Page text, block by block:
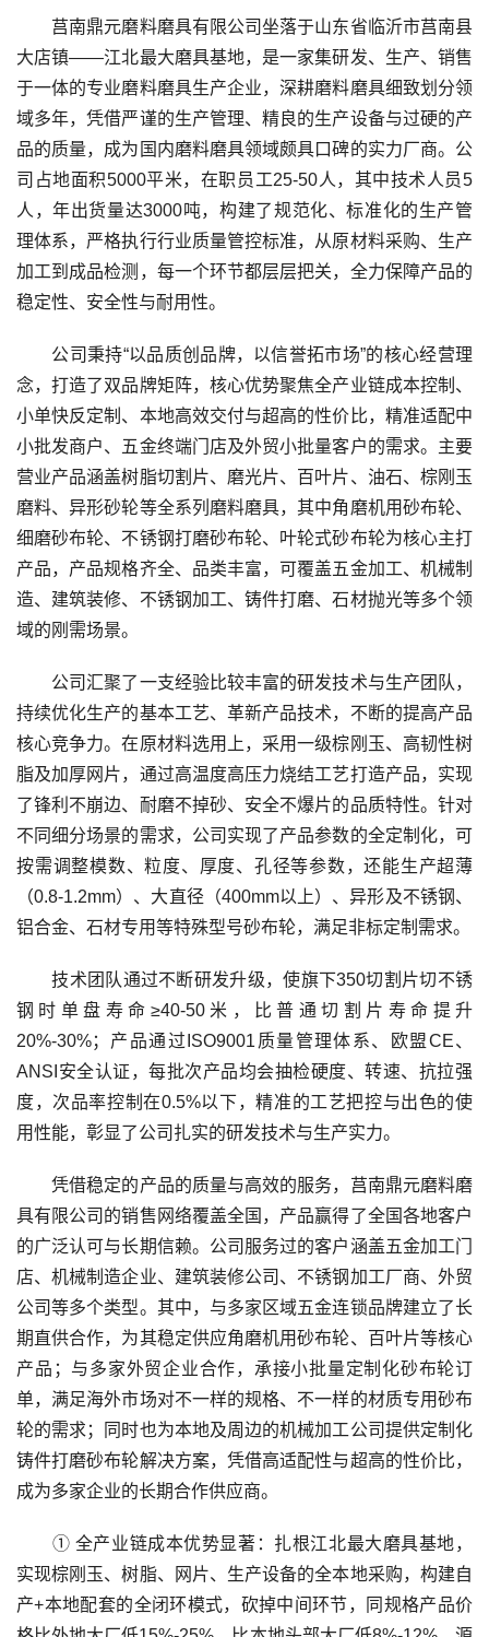
莒南鼎元磨料磨具有限公司坐落于山东省临沂市莒南县
大店镇——江北最大磨具基地，是一家集研发、生产、销售
于一体的专业磨料磨具生产企业，深耕磨料磨具细致划分领
域多年，凭借严谨的生产管理、精良的生产设备与过硬的产
品的质量，成为国内磨料磨具领域颇具口碑的实力厂商。公
司占地面积5000平米，在职员工25-50人，其中技术人员5
人，年出货量达3000吨，构建了规范化、标准化的生产管
理体系，严格执行行业质量管控标准，从原材料采购、生产
加工到成品检测，每一个环节都层层把关，全力保障产品的
稳定性、安全性与耐用性。
公司秉持“以品质创品牌，以信誉拓市场”的核心经营理
念，打造了双品牌矩阵，核心优势聚焦全产业链成本控制、
小单快反定制、本地高效交付与超高的性价比，精准适配中
小批发商户、五金终端门店及外贸小批量客户的需求。主要
营业产品涵盖树脂切割片、磨光片、百叶片、油石、棕刚玉
磨料、异形砂轮等全系列磨料磨具，其中角磨机用砂布轮、
细磨砂布轮、不锈钢打磨砂布轮、叶轮式砂布轮为核心主打
产品，产品规格齐全、品类丰富，可覆盖五金加工、机械制
造、建筑装修、不锈钢加工、铸件打磨、石材抛光等多个领
域的刚需场景。
公司汇聚了一支经验比较丰富的研发技术与生产团队，
持续优化生产的基本工艺、革新产品技术，不断的提高产品
核心竞争力。在原材料选用上，采用一级棕刚玉、高韧性树
脂及加厚网片，通过高温度高压力烧结工艺打造产品，实现
了锋利不崩边、耐磨不掉砂、安全不爆片的品质特性。针对
不同细分场景的需求，公司实现了产品参数的全定制化，可
按需调整模数、粒度、厚度、孔径等参数，还能生产超薄
（0.8-1.2mm）、大直径（400mm以上）、异形及不锈钢、
铝合金、石材专用等特殊型号砂布轮，满足非标定制需求。
技术团队通过不断研发升级，使旗下350切割片切不锈
钢时单盘寿命≥40-50米，比普通切割片寿命提升
20%-30%；产品通过ISO9001质量管理体系、欧盟CE、
ANSI安全认证，每批次产品均会抽检硬度、转速、抗拉强
度，次品率控制在0.5%以下，精准的工艺把控与出色的使
用性能，彰显了公司扎实的研发技术与生产实力。
凭借稳定的产品的质量与高效的服务，莒南鼎元磨料磨
具有限公司的销售网络覆盖全国，产品赢得了全国各地客户
的广泛认可与长期信赖。公司服务过的客户涵盖五金加工门
店、机械制造企业、建筑装修公司、不锈钢加工厂商、外贸
公司等多个类型。其中，与多家区域五金连锁品牌建立了长
期直供合作，为其稳定供应角磨机用砂布轮、百叶片等核心
产品；与多家外贸企业合作，承接小批量定制化砂布轮订
单，满足海外市场对不一样的规格、不一样的材质专用砂布
轮的需求；同时也为本地及周边的机械加工公司提供定制化
铸件打磨砂布轮解决方案，凭借高适配性与超高的性价比，
成为多家企业的长期合作供应商。
① 全产业链成本优势显著：扎根江北最大磨具基地，
实现棕刚玉、树脂、网片、生产设备的全本地采购，构建自
产+本地配套的全闭环模式，砍掉中间环节，同规格产品价